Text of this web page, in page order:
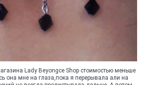
Lady Beyongce Shop стоимостью меньше
она мне на глаза,пока я перерывала али на